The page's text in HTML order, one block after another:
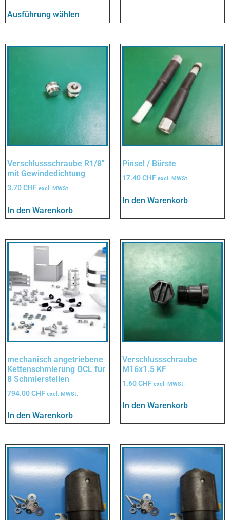
Ausführung wählen
Verschlussschraube R1/8″
mit Gewindedichtung
3.70CHF excl. MWSt.
In den Warenkorb
Pinsel / Bürste
17.40CHF excl. MWSt.
In den Warenkorb
mechanisch angetriebene
Kettenschmierung OCL für
8 Schmierstellen
794.00CHF excl. MWSt.
In den Warenkorb
Verschlussschraube
M16x1.5 KF
1.60CHF excl. MWSt.
In den Warenkorb